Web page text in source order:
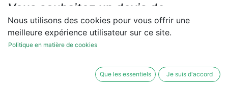
Vous souhaitez un devis de
réparation ou de vente, un
diagnostic sur site?
Nous utilisons des cookies pour vous offrir une
meilleure expérience utilisateur sur ce site.
Politique en matière de cookies
Que les essentiels Je suis d'accord